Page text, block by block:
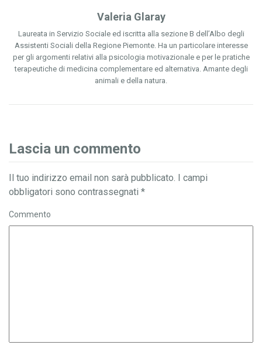
Valeria Glaray
Laureata in Servizio Sociale ed iscritta alla sezione B dell’Albo degli
Assistenti Sociali della Regione Piemonte. Ha un particolare interesse
per gli argomenti relativi alla psicologia motivazionale e per le pratiche
terapeutiche di medicina complementare ed alternativa. Amante degli
animali e della natura.
Lascia un commento
Il tuo indirizzo email non sarà pubblicato. I campi
obbligatori sono contrassegnati *
Commento